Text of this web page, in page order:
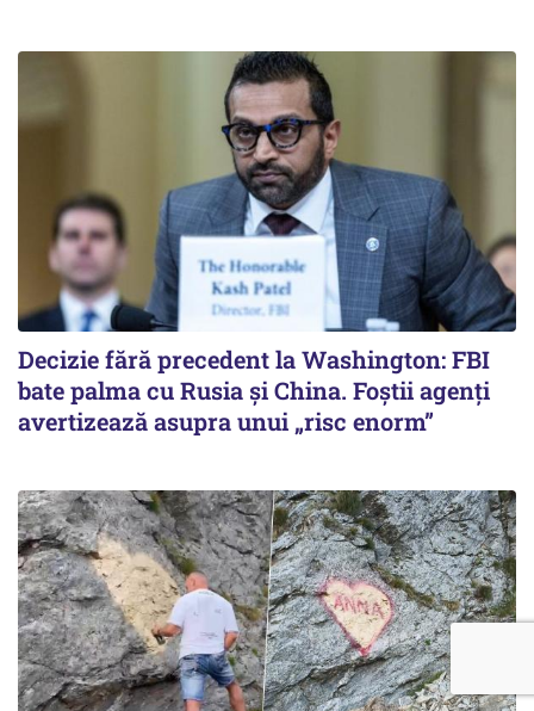
Decizie fără precedent la Washington: FBI
bate palma cu Rusia și China. Foștii agenți
avertizează asupra unui „risc enorm”